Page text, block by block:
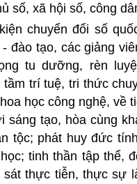
số, xã hội số, công
chuyển đổi số
đào tạo, các giảng
tu dưỡng, rèn
tầm trí tuệ, tri thức
học công nghệ, về
sáng tạo, hòa cùng
tộc; phát huy đức
tinh thần tập thể,
sát thực tiễn, thực sự